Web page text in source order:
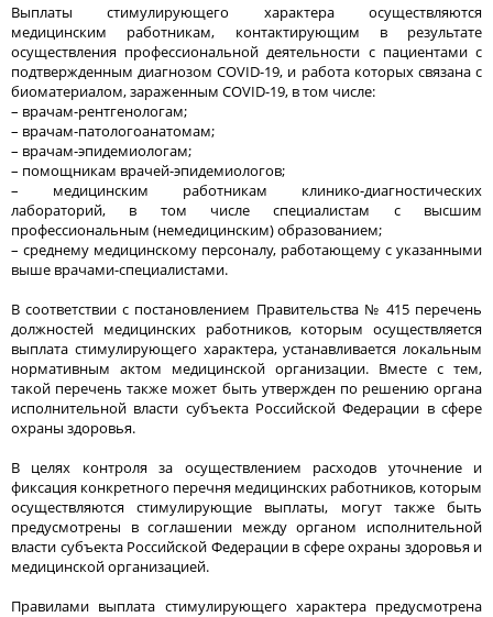
Выплаты стимулирующего характера осуществляются
медицинским работникам, контактирующим в результате
осуществления профессиональной деятельности с пациентами с
подтвержденным диагнозом COVID-19, и работа которых связана с
биоматериалом, зараженным COVID-19, в том числе:
– врачам-рентгенологам;
– врачам-патологоанатомам;
– врачам-эпидемиологам;
– помощникам врачей-эпидемиологов;
– медицинским работникам клинико-диагностических
лабораторий, в том числе специалистам с высшим
профессиональным (немедицинским) образованием;
– среднему медицинскому персоналу, работающему с указанными
выше врачами-специалистами.
В соответствии с постановлением Правительства № 415 перечень
должностей медицинских работников, которым осуществляется
выплата стимулирующего характера, устанавливается локальным
нормативным актом медицинской организации. Вместе с тем,
такой перечень также может быть утвержден по решению органа
исполнительной власти субъекта Российской Федерации в сфере
охраны здоровья.
В целях контроля за осуществлением расходов уточнение и
фиксация конкретного перечня медицинских работников, которым
осуществляются стимулирующие выплаты, могут также быть
предусмотрены в соглашении между органом исполнительной
власти субъекта Российской Федерации в сфере охраны здоровья и
медицинской организацией.
Правилами выплата стимулирующего характера предусмотрена